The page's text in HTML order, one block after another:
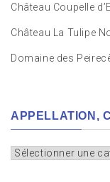
Château Coupelle
Château La Tulipe
Domaine des
APPELLATION,
Appellation,